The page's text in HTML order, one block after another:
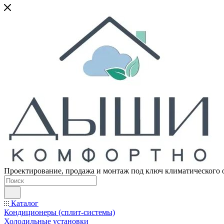
Проектирование, продажа и монтаж под ключ климатического
Каталог
Кондиционеры (сплит-системы)
Холодильные установки